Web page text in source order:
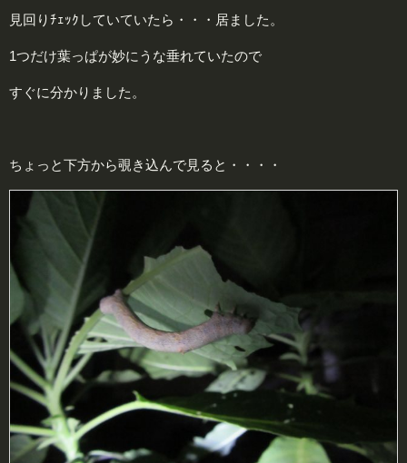
見回りﾁｪｯｸしていていたら・・・居ました。
1つだけ葉っぱが妙にうな垂れていたので
すぐに分かりました。
ちょっと下方から覗き込んで見ると・・・・